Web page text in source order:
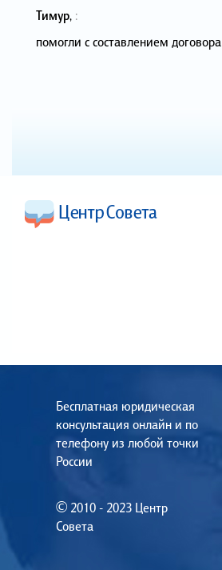
Тимур, :
помогли с составлением договора
Бесплатная юридическая
консультация онлайн и по
телефону из любой точки
России
© 2010 - 2023 Центр
Совета